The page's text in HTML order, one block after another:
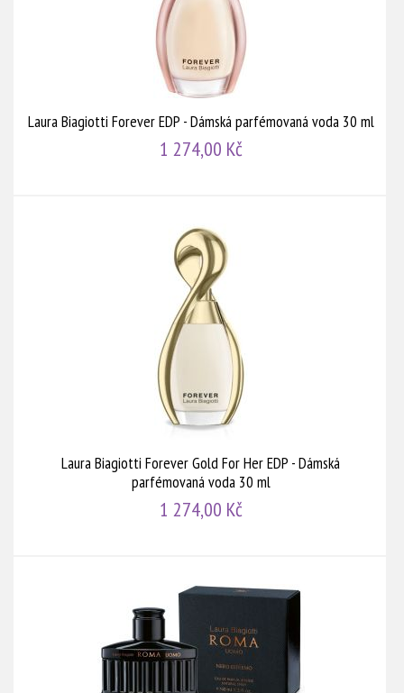
Laura Biagiotti Forever EDP - Dámská parfémovaná voda 30 ml
1 274,00 Kč
Laura Biagiotti Forever Gold For Her EDP - Dámská
parfémovaná voda 30 ml
1 274,00 Kč